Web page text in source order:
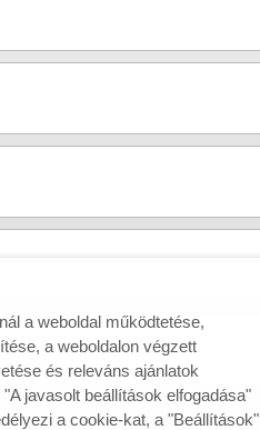
a weboldal működtetése,
a weboldalon végzett
és releváns ajánlatok
javasolt beállítások elfogadása"
a cookie-kat, a "Beállítások"